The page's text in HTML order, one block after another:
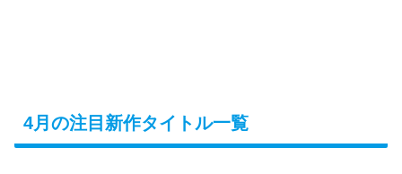
4月の注目新作タイトル一覧